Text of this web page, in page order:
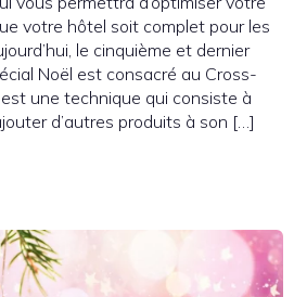
votre hôtel soit complet pour les
le cinquième et dernier
Noël est consacré au Cross-
une technique qui consiste à
d’autres produits à son […]